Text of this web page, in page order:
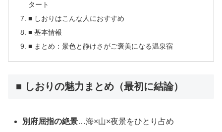
タート
■ しおりはこんな人におすすめ
■ 基本情報
■ まとめ：景色と静けさがご褒美になる温泉宿
■ しおりの魅力まとめ（最初に結論）
別府屈指の絶景…海×山×夜景をひとり占め